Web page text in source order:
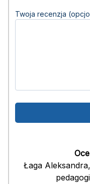
Twoja recenzja
Łaga